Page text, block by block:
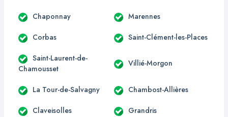
Chaponnay Marennes
Corbas Saint-Clément-les-Places
Saint-Laurent-de-
Chamousset
Villié-Morgon
La Tour-de-Salvagny Chambost-Allières
Claveisolles Grandris